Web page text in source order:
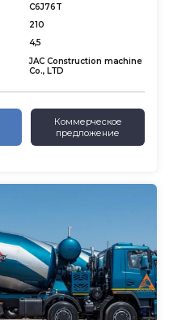
C6J76T
210
4,5
JAC Construction machine
Co., LTD
Коммерческое
предложение